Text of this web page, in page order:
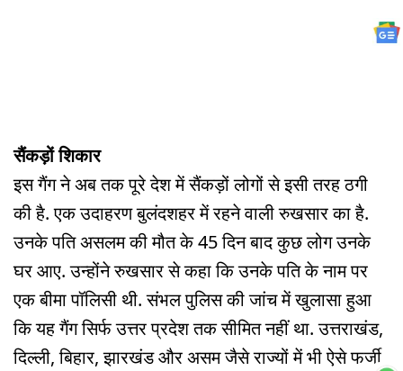
सैंकड़ों शिकार
इस गैंग ने अब तक पूरे देश में सैंकड़ों लोगों से इसी तरह ठगी
की है. एक उदाहरण बुलंदशहर में रहने वाली रुखसार का है.
उनके पति असलम की मौत के 45 दिन बाद कुछ लोग उनके
घर आए. उन्होंने रुखसार से कहा कि उनके पति के नाम पर
एक बीमा पॉलिसी थी. संभल पुलिस की जांच में खुलासा हुआ
कि यह गैंग सिर्फ उत्तर प्रदेश तक सीमित नहीं था. उत्तराखंड,
दिल्ली, बिहार, झारखंड और असम जैसे राज्यों में भी ऐसे फर्जी